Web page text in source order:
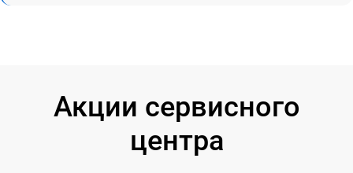
Акции сервисного
центра